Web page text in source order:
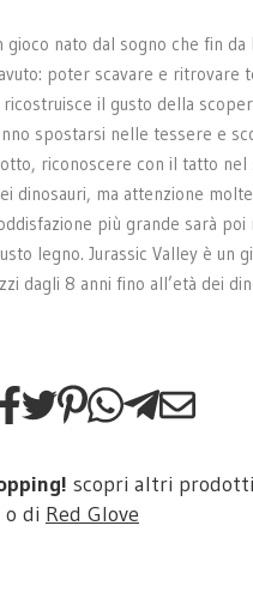
gioco nato dal sogno che fin da
poter scavare e ritrovare
il gusto della
spostarsi nelle tessere e
riconoscere con il tatto nel
dinosauri, ma attenzione
più grande sarà poi
legno. Jurassic Valley è un
dagli 8 anni fino all’età dei
scopri altri
o di Red Glove